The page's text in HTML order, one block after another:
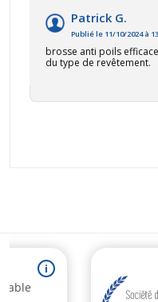
Patrick G.
Publié le 11/10/2024 à
brosse anti poils
du type de revêtement.